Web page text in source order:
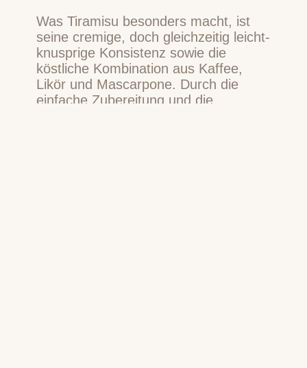
Was Tiramisu besonders macht, ist
seine cremige, doch gleichzeitig leicht-
knusprige Konsistenz sowie die
köstliche Kombination aus Kaffee,
Likör und Mascarpone. Durch die
einfache Zubereitung und die